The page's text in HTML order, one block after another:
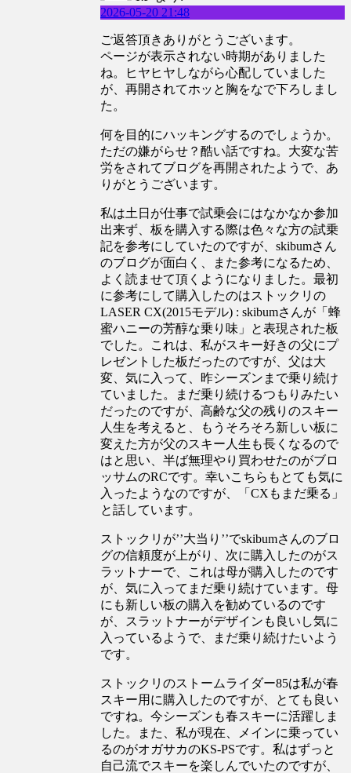
2026-05-20 21:48
ご返答頂きありがとうございます。
ページが表示されない時期がありました
ね。ヒヤヒヤしながら心配していました
が、再開されてホッと胸をなで下ろしまし
た。
何を目的にハッキングするのでしょうか。
ただの嫌がらせ？酷い話ですね。大変な苦
労をされてブログを再開されたようで、あ
りがとうございます。
私は土日が仕事で試乗会にはなかなか参加
出来ず、板を購入する際は色々な方の試乗
記を参考にしていたのですが、skibumさん
のブログが面白く、また参考になるため、
よく読ませて頂くようになりました。最初
に参考にして購入したのはストックリの
LASER CX(2015モデル) : skibumさんが「蜂
蜜ハニーの芳醇な乗り味」と表現された板
でした。これは、私がスキー好きの父にプ
レゼントした板だったのですが、父は大
変、気に入って、昨シーズンまで乗り続け
ていました。まだ乗り続けるつもりみたい
だったのですが、高齢な父の残りのスキー
人生を考えると、もうそろそろ新しい板に
変えた方が父のスキー人生も長くなるので
はと思い、半ば無理やり買わせたのがブロ
ッサムのRCです。幸いこちらもとても気に
入ったようなのですが、「CXもまだ乗る」
と話しています。
ストックリが’’大当り’’でskibumさんのブロ
グの信頼度が上がり、次に購入したのがス
ラットナーで、これは母が購入したのです
が、気に入ってまだ乗り続けています。母
にも新しい板の購入を勧めているのです
が、スラットナーがデザインも良いし気に
入っているようで、まだ乗り続けたいよう
です。
ストックリのストームライダー85は私が春
スキー用に購入したのですが、とても良い
ですね。今シーズンも春スキーに活躍しま
した。また、私が現在、メインに乗ってい
るのがオガサカのKS-PSです。私はずっと
自己流でスキーを楽しんでいたのですが、